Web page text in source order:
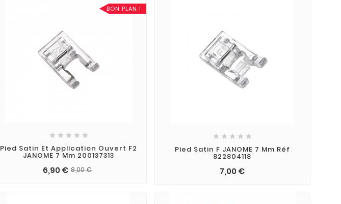
BON PLAN !
    
Pied Satin Et Application Ouvert F2
JANOME 7 Mm 200137313
6,90 € 8,00 €
    
Pied Satin F JANOME 7 Mm Réf
822804118
7,00 €